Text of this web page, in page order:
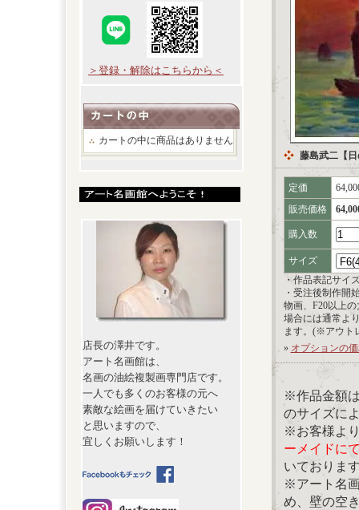
＞登録・解除はこちらから＜
カートの中に商品はありません
店長の澤井です。
アート名画館は、
名画の油絵複製画専門店です。
一人でも多くのお客様の元へ
素敵な絵画を届けていきたい
と思いますので、
宜しくお願いします！
藤島武二【
定価
販売価格
購入数
サイズ
・作品表記サイ
・受注後制作開
物画、F20以上
場合には通常よ
ます。(※アウト
» オプションの
※作品金額
のサイズに
※お客様よ
ーメイドに
いておりま
※アート名
め、壁の空